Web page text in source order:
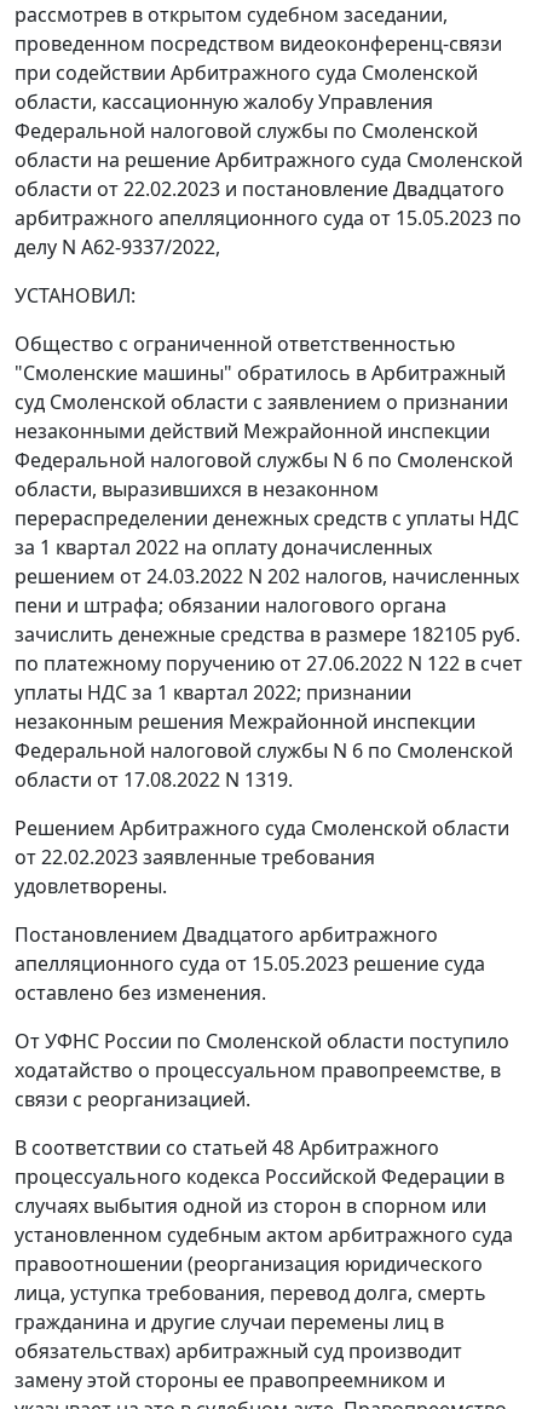
рассмотрев в открытом судебном заседании,
проведенном посредством видеоконференц-связи
при содействии Арбитражного суда Смоленской
области, кассационную жалобу Управления
Федеральной налоговой службы по Смоленской
области на решение Арбитражного суда Смоленской
области от 22.02.2023 и постановление Двадцатого
арбитражного апелляционного суда от 15.05.2023 по
делу N А62-9337/2022,
УСТАНОВИЛ:
Общество с ограниченной ответственностью
"Смоленские машины" обратилось в Арбитражный
суд Смоленской области с заявлением о признании
незаконными действий Межрайонной инспекции
Федеральной налоговой службы N 6 по Смоленской
области, выразившихся в незаконном
перераспределении денежных средств с уплаты НДС
за 1 квартал 2022 на оплату доначисленных
решением от 24.03.2022 N 202 налогов, начисленных
пени и штрафа; обязании налогового органа
зачислить денежные средства в размере 182105 руб.
по платежному поручению от 27.06.2022 N 122 в счет
уплаты НДС за 1 квартал 2022; признании
незаконным решения Межрайонной инспекции
Федеральной налоговой службы N 6 по Смоленской
области от 17.08.2022 N 1319.
Решением Арбитражного суда Смоленской области
от 22.02.2023 заявленные требования
удовлетворены.
Постановлением Двадцатого арбитражного
апелляционного суда от 15.05.2023 решение суда
оставлено без изменения.
От УФНС России по Смоленской области поступило
ходатайство о процессуальном правопреемстве, в
связи с реорганизацией.
В соответствии со статьей 48 Арбитражного
процессуального кодекса Российской Федерации в
случаях выбытия одной из сторон в спорном или
установленном судебным актом арбитражного суда
правоотношении (реорганизация юридического
лица, уступка требования, перевод долга, смерть
гражданина и другие случаи перемены лиц в
обязательствах) арбитражный суд производит
замену этой стороны ее правопреемником и